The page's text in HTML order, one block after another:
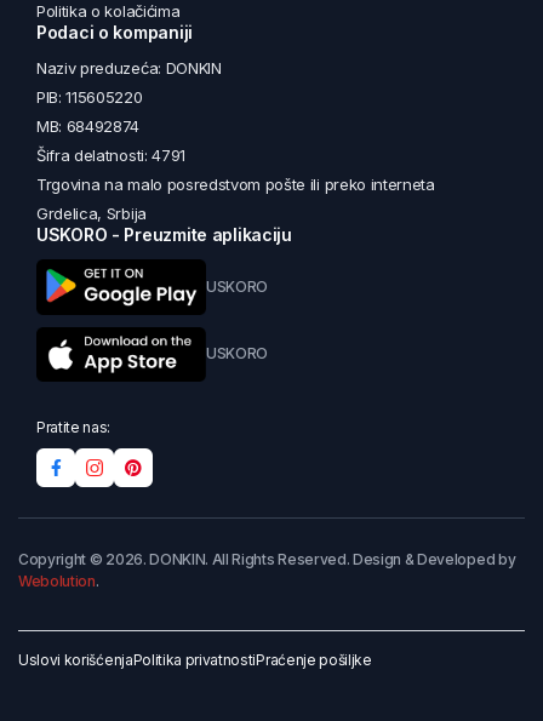
Politika o kolačićima
Podaci o kompaniji
Naziv preduzeća: DONKIN
PIB: 115605220
MB: 68492874
Šifra delatnosti: 4791
Trgovina na malo posredstvom pošte ili preko interneta
Grdelica, Srbija
USKORO - Preuzmite aplikaciju
USKORO
USKORO
Pratite nas:
Copyright © 2026. DONKIN. All Rights Reserved. Design & Developed by
Webolution.
Uslovi korišćenjaPolitika privatnostiPraćenje pošiljke